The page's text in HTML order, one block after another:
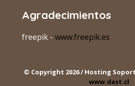
Agradecimientos
freepik - www.freepik.es
© Copyright 2026 / Hosting
www.dast.cl